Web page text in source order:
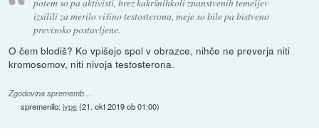
izsilili za merilo višino testosterona, meje so bile pa bistveno
previsoko postavljene.
O čem blodiš? Ko vpišejo spol v obrazce, nihče ne preverja niti
kromosomov, niti nivoja testosterona.
Zgodovina sprememb…
spremenilo:jype(21. okt 2019 ob 01:00)